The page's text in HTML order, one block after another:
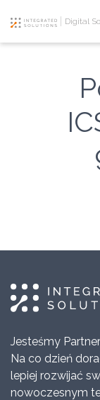
Digital
Jesteśmy
Na co dzień
lepiej rozwijać
nowoczesnym